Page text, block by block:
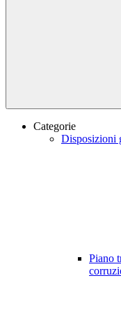
Categorie
Disposizioni
Piano